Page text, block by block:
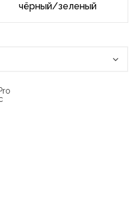
чёрный/зеленый